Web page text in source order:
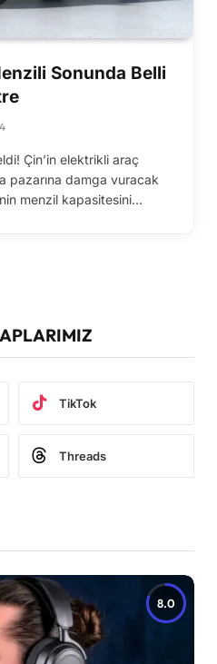
Sonunda Belli
Çin’in elektrikli araç
pazarına damga vuracak
menzil kapasitesini…
TikTok
Threads
8.0